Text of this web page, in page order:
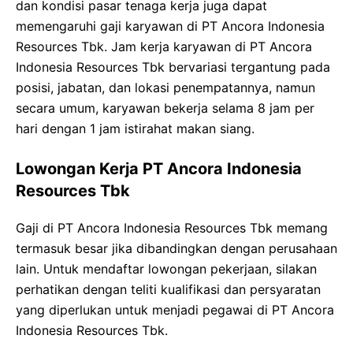
dan kondisi pasar tenaga kerja juga dapat
memengaruhi gaji karyawan di PT Ancora Indonesia
Resources Tbk. Jam kerja karyawan di PT Ancora
Indonesia Resources Tbk bervariasi tergantung pada
posisi, jabatan, dan lokasi penempatannya, namun
secara umum, karyawan bekerja selama 8 jam per
hari dengan 1 jam istirahat makan siang.
Lowongan Kerja PT Ancora Indonesia
Resources Tbk
Gaji di PT Ancora Indonesia Resources Tbk memang
termasuk besar jika dibandingkan dengan perusahaan
lain. Untuk mendaftar lowongan pekerjaan, silakan
perhatikan dengan teliti kualifikasi dan persyaratan
yang diperlukan untuk menjadi pegawai di PT Ancora
Indonesia Resources Tbk.